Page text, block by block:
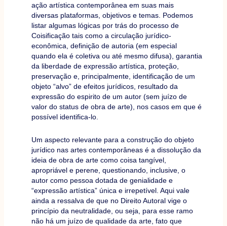
ação artística contemporânea em suas mais
diversas plataformas, objetivos e temas. Podemos
listar algumas lógicas por trás do processo de
Coisificação tais como a circulação jurídico-
econômica, definição de autoria (em especial
quando ela é coletiva ou até mesmo difusa), garantia
da liberdade de expressão artística, proteção,
preservação e, principalmente, identificação de um
objeto “alvo” de efeitos jurídicos, resultado da
expressão do espirito de um autor (sem juízo de
valor do status de obra de arte), nos casos em que é
possível identifica-lo.
Um aspecto relevante para a construção do objeto
jurídico nas artes contemporâneas é a dissolução da
ideia de obra de arte como coisa tangível,
apropriável e perene, questionando, inclusive, o
autor como pessoa dotada de genialidade e
“expressão artística” única e irrepetível. Aqui vale
ainda a ressalva de que no Direito Autoral vige o
princípio da neutralidade, ou seja, para esse ramo
não há um juízo de qualidade da arte, fato que